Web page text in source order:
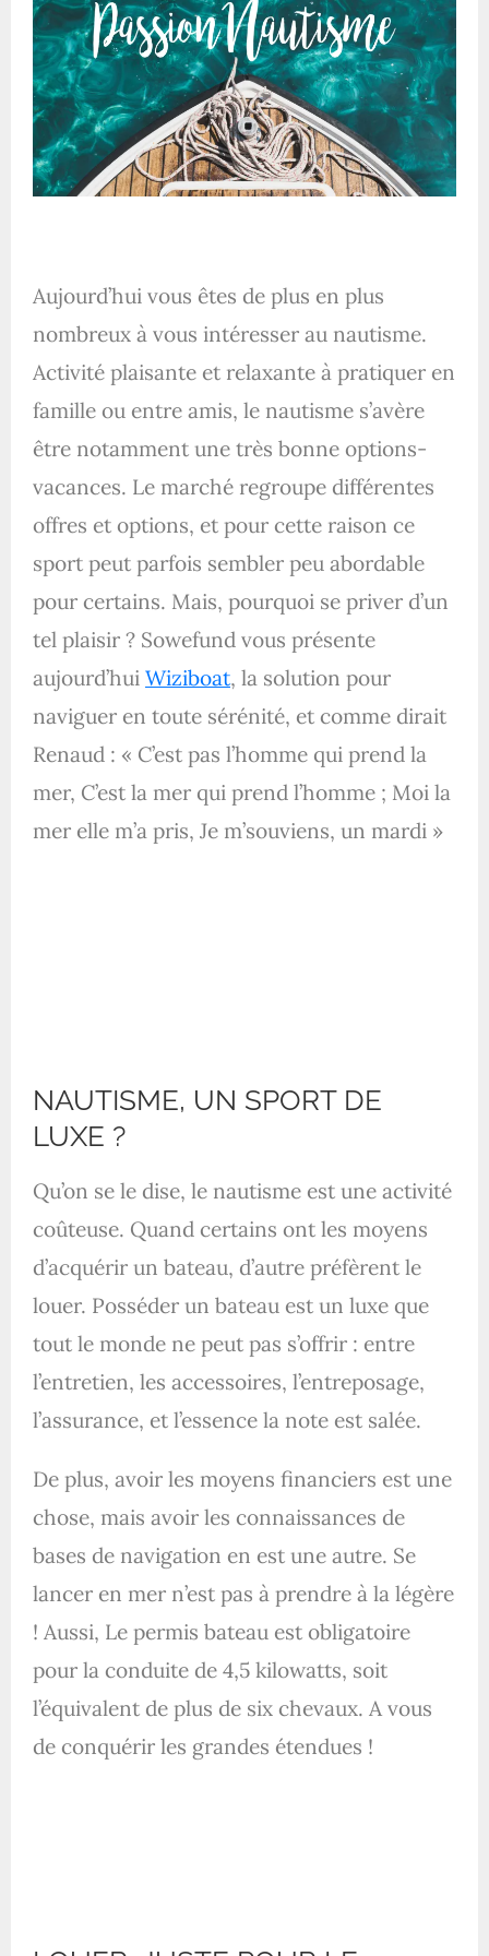
Aujourd’hui vous êtes de plus en plus
nombreux à vous intéresser au nautisme.
Activité plaisante et relaxante à pratiquer en
famille ou entre amis, le nautisme s’avère
être notamment une très bonne options-
vacances. Le marché regroupe différentes
offres et options, et pour cette raison ce
sport peut parfois sembler peu abordable
pour certains. Mais, pourquoi se priver d’un
tel plaisir ? Sowefund vous présente
aujourd’hui Wiziboat, la solution pour
naviguer en toute sérénité, et comme dirait
Renaud : « C’est pas l’homme qui prend la
mer, C’est la mer qui prend l’homme ; Moi la
mer elle m’a pris, Je m’souviens, un mardi »
NAUTISME, UN SPORT DE
LUXE ?
Qu’on se le dise, le nautisme est une activité
coûteuse. Quand certains ont les moyens
d’acquérir un bateau, d’autre préfèrent le
louer. Posséder un bateau est un luxe que
tout le monde ne peut pas s’offrir : entre
l’entretien, les accessoires, l’entreposage,
l’assurance, et l’essence la note est salée.
De plus, avoir les moyens financiers est une
chose, mais avoir les connaissances de
bases de navigation en est une autre. Se
lancer en mer n’est pas à prendre à la légère
! Aussi, Le permis bateau est obligatoire
pour la conduite de 4,5 kilowatts, soit
l’équivalent de plus de six chevaux. A vous
de conquérir les grandes étendues !